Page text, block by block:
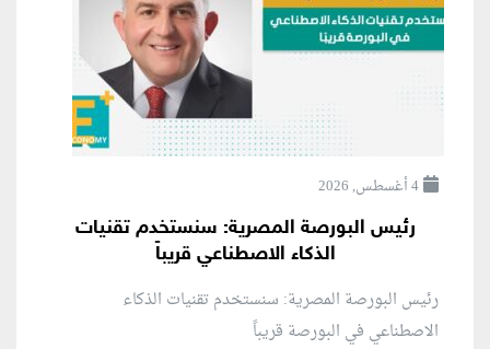
4 أغسطس, 2026
رئيس البورصة المصرية: سنستخدم تقنيات
الذكاء الاصطناعي قريباً
رئيس البورصة المصرية: سنستخدم تقنيات الذكاء
الاصطناعي في البورصة قريباً